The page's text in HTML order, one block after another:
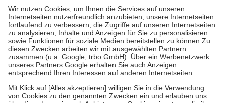
höchstens zehn Euro.
Es sind jedoch nie mehr als die tatsächlichen
Kosten der Leistung zu entrichten.
Diese Regeln gelten grundsätzlich auch für Online-Apotheken.
Bei Heilmitteln und häuslicher Krankenpflege beträgt die
Zuzahlung zehn Prozent der Kosten sowie zehn Euro je
Verordnung.
Um das Engagement der Versicherten für ihre eigene Gesundheit zu
stärken und die besondere Stellung der Familie zu unterstützen,
fallenkeine Zuzahlungenan bei:
• Kindern und Jugendlichen bis zum vollendeten 18. Lebensjahr